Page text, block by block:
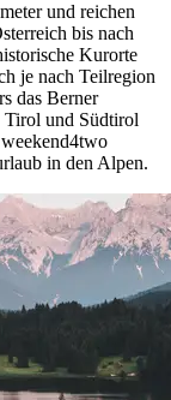
und reichen
bis nach
Kurorte
je nach Teilregion
das Berner
Tirol und Südtirol
in den Alpen.